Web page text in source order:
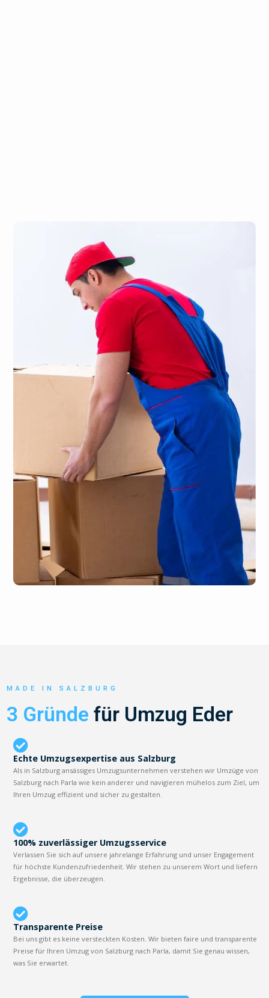
MADE IN SALZBURG
3 Gründe für Umzug Eder
Echte Umzugsexpertise aus Salzburg
Als in Salzburg ansässiges Umzugsunternehmen verstehen wir Umzüge von
Salzburg nach Parla wie kein anderer und navigieren mühelos zum Ziel, um
Ihren Umzug effizient und sicher zu gestalten.
100% zuverlässiger Umzugsservice
Verlassen Sie sich auf unsere jahrelange Erfahrung und unser Engagement
für höchste Kundenzufriedenheit. Wir stehen zu unserem Wort und liefern
Ergebnisse, die überzeugen.
Transparente Preise
Bei uns gibt es keine versteckten Kosten. Wir bieten faire und transparente
Preise für Ihren Umzug von Salzburg nach Parla, damit Sie genau wissen,
was Sie erwartet.